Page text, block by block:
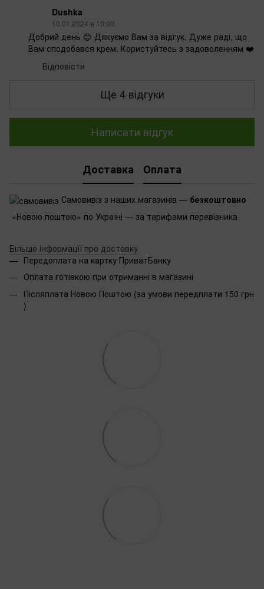
Dushka
10.01.2024 в 10:00
Добрий день 😊 Дякуємо Вам за відгук. Дуже раді, що
Вам сподобався крем. Користуйтесь з задоволенням ❤️
Відповісти
Ще 4 відгуки
Написати відгук
Доставка Оплата
Самовивіз з наших магазинів — безкоштовно
«Новою поштою» по Україні — за тарифами перевізника
Більше інформації про доставку
Передоплата на картку ПриватБанку
Оплата готівкою при отриманні в магазині
Післяплата Новою Поштою (за умови передплати 150 грн
)